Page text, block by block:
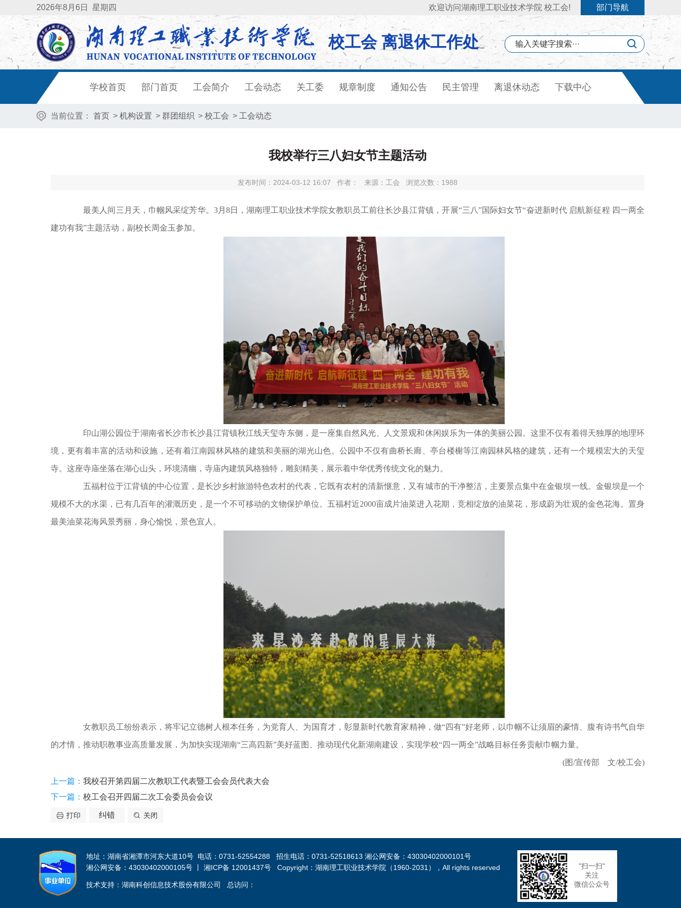
2026年8月6日 星期四 欢迎访问湖南理工职业技术学院 校工会! 部门导航
校工会 离退休工作处
学校首页 部门首页 工会简介 工会动态 关工委 规章制度 通知公告 民主管理 离退休动态 下载中心
当前位置： 首页 > 机构设置 > 群团组织 > 校工会 > 工会动态
我校举行三八妇女节主题活动
发布时间：2024-03-12 16:07 作者： 来源：工会 浏览次数： 1988
最美人间三月天，巾帼风采绽芳华。3月8日，湖南理工职业技术学院女教职员工前往长沙县江背镇，开展“三八”国际妇女节“奋进新时代 启航新征程 四一两全
建功有我”主题活动，副校长周金玉参加。
印山湖公园位于湖南省长沙市长沙县江背镇秋江线天玺寺东侧，是一座集自然风光、人文景观和休闲娱乐为一体的美丽公园。这里不仅有着得天独厚的地理环
境，更有着丰富的活动和设施，还有着江南园林风格的建筑和美丽的湖光山色。公园中不仅有曲桥长廊、亭台楼榭等江南园林风格的建筑，还有一个规模宏大的天玺
寺。这座寺庙坐落在湖心山头，环境清幽，寺庙内建筑风格独特，雕刻精美，展示着中华优秀传统文化的魅力。
五福村位于江背镇的中心位置，是长沙乡村旅游特色农村的代表，它既有农村的清新惬意，又有城市的干净整洁，主要景点集中在金银坝一线。金银坝是一个
规模不大的水渠，已有几百年的灌溉历史，是一个不可移动的文物保护单位。五福村近2000亩成片油菜进入花期，竞相绽放的油菜花，形成蔚为壮观的金色花海。置身
最美油菜花海风景秀丽，身心愉悦，景色宜人。
女教职员工纷纷表示，将牢记立德树人根本任务，为党育人、为国育才，彰显新时代教育家精神，做“四有”好老师，以巾帼不让须眉的豪情、腹有诗书气自华
的才情，推动职教事业高质量发展，为加快实现湖南“三高四新”美好蓝图、推动现代化新湖南建设，实现学校“四一两全”战略目标任务贡献巾帼力量。
(图/宣传部 文/校工会)
上一篇： 我校召开第四届二次教职工代表暨工会会员代表大会
下一篇： 校工会召开四届二次工会委员会会议
打印 纠错 关闭
地址：湖南省湘潭市河东大道10号 电话：0731-52554288 招生电话：0731-52518613 湘公网安备：43030402000101号
湘公网安备：43030402000105号 丨 湘ICP备 12001437号 Copyright：湖南理工职业技术学院（1960-2031），All rights reserved
技术支持：湖南科创信息技术股份有限公司 总访问：
"扫一扫"
关注
微信公众号